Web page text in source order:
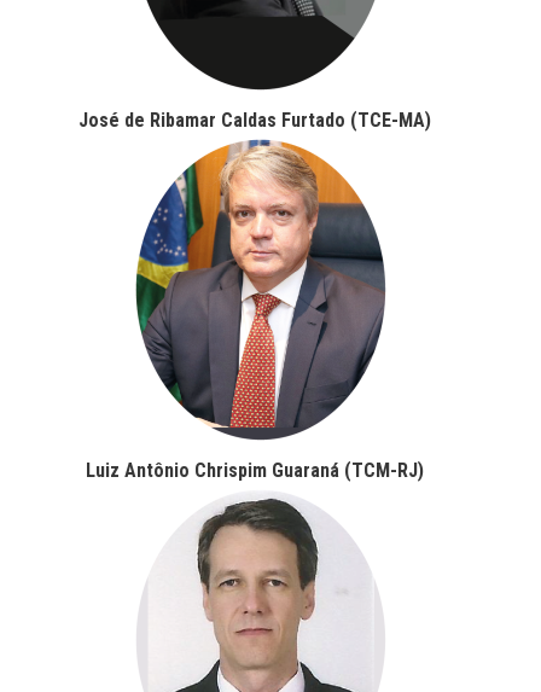
José de Ribamar Caldas Furtado (TCE-MA)
Luiz Antônio Chrispim Guaraná (TCM-RJ)